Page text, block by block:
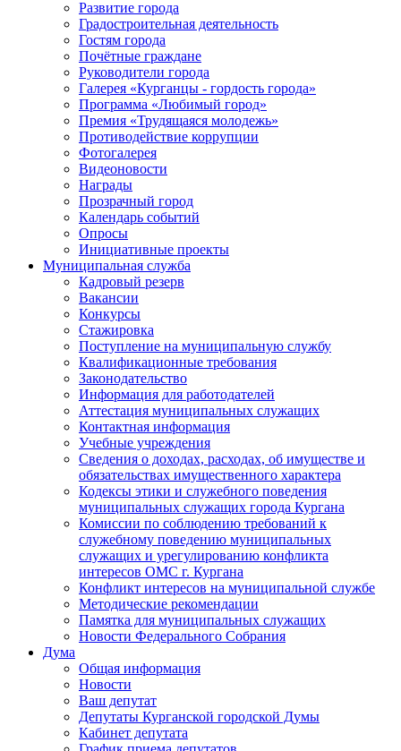
Развитие города
Градостроительная деятельность
Гостям города
Почётные граждане
Руководители города
Галерея «Курганцы - гордость города»
Программа «Любимый город»
Премия «Трудящаяся молодежь»
Противодействие коррупции
Фотогалерея
Видеоновости
Награды
Прозрачный город
Календарь событий
Опросы
Инициативные проекты
Муниципальная служба
Кадровый резерв
Вакансии
Конкурсы
Стажировка
Поступление на муниципальную службу
Квалификационные требования
Законодательство
Информация для работодателей
Аттестация муниципальных служащих
Контактная информация
Учебные учреждения
Сведения о доходах, расходах, об имуществе и
обязательствах имущественного характера
Кодексы этики и служебного поведения
муниципальных служащих города Кургана
Комиссии по соблюдению требований к
служебному поведению муниципальных
служащих и урегулированию конфликта
интересов ОМС г. Кургана
Конфликт интересов на муниципальной службе
Методические рекомендации
Памятка для муниципальных служащих
Новости Федерального Cобрания
Дума
Общая информация
Новости
Ваш депутат
Депутаты Курганской городской Думы
Кабинет депутата